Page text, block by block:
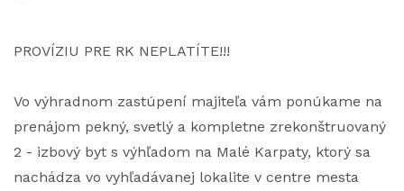
PROVÍZIU PRE RK NEPLATÍTE!!!
Vo výhradnom zastúpení majiteľa vám ponúkame na
prenájom pekný, svetlý a kompletne zrekonštruovaný
2 - izbový byt s výhľadom na Malé Karpaty, ktorý sa
nachádza vo vyhľadávanej lokalite v centre mesta